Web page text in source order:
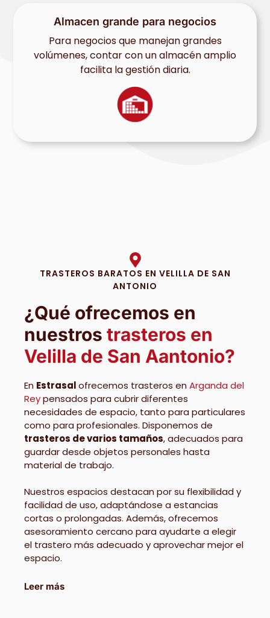
Almacen grande para negocios
Para negocios que manejan grandes
volúmenes, contar con un almacén amplio
facilita la gestión diaria.
TRASTEROS BARATOS EN VELILLA DE SAN
ANTONIO
¿Qué ofrecemos en
nuestros trasteros en
Velilla de San Aantonio?
En Estrasalofrecemos trasteros enArganda del
Reypensados para cubrir diferentes
necesidades de espacio, tanto para particulares
como para profesionales. Disponemos de
trasteros de varios tamaños, adecuados para
guardar desde objetos personales hasta
material de trabajo.
Nuestros espacios destacan por su flexibilidad y
facilidad de uso, adaptándose a estancias
cortas o prolongadas. Además, ofrecemos
asesoramiento cercano para ayudarte a elegir
el trastero más adecuado y aprovechar mejor el
espacio.
Leer más